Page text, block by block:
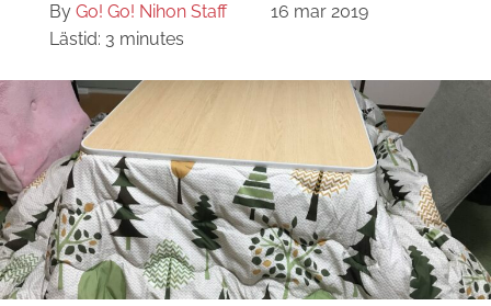
By Go! Go! Nihon Staff
16 mar 2019
Lästid: 3 minutes